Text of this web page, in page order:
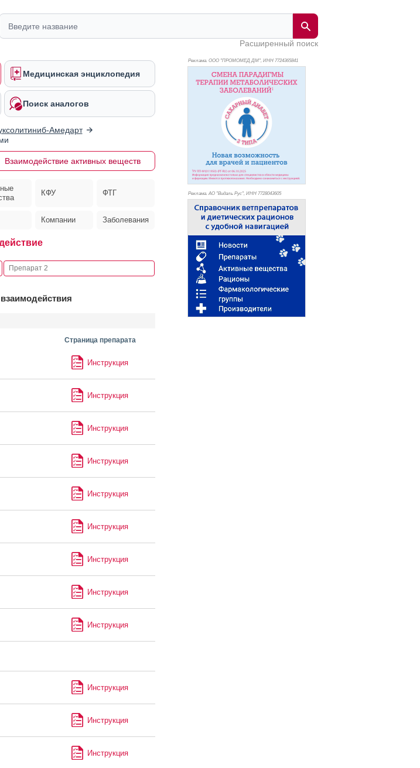
Расширенный поиск
Медицинская энциклопедия
Поиск аналогов
Амедарт
Взаимодействие активных веществ
КФУ ФТГ
Компании Заболевания
Страница препарата
Инструкция
Инструкция
Инструкция
Инструкция
Инструкция
Инструкция
Инструкция
Инструкция
Инструкция
Инструкция
Инструкция
Инструкция
Реклама. ООО "ПРОМОМЕД ДМ", ИНН 7724365841
Реклама. АО "Видаль Рус", ИНН 7728043605